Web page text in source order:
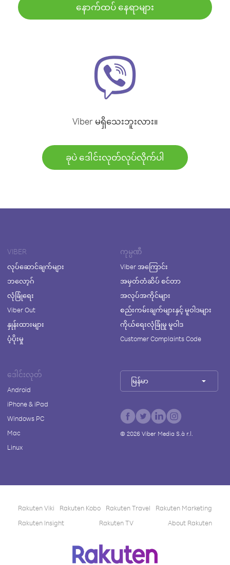
နောက်ထပ် နေရာများ
Viber မရှိသေးဘူးလား။
ခုပဲ ဒေါင်းလုတ်လုပ်လိုက်ပါ
VIBER
လုပ်ဆောင်ချက်များ
ဘလော့ဂ်
လုံခြုံရေး
Viber Out
နှုန်းထားများ
ပံ့ပိုးမှု
ကုမ္ပဏီ
Viber အကြောင်း
အမှတ်တံဆိပ် စင်တာ
အလုပ်အကိုင်များ
စည်းကမ်းချက်များနှင့် မူဝါဒများ
ကိုယ်ရေးလုံခြုံမှု မူဝါဒ
Customer Complaints Code
ဒေါင်းလုတ်
Android
iPhone & iPad
Windows PC
Mac
Linux
မြန်မာ
© 2026Viber Media S.à r.l.
Rakuten Viki Rakuten Kobo Rakuten Travel
Rakuten Marketing
Rakuten Insight
Rakuten TV About Rakuten